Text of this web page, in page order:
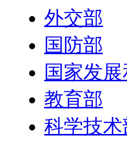
外交部
国防部
国家发
教育部
科学技术